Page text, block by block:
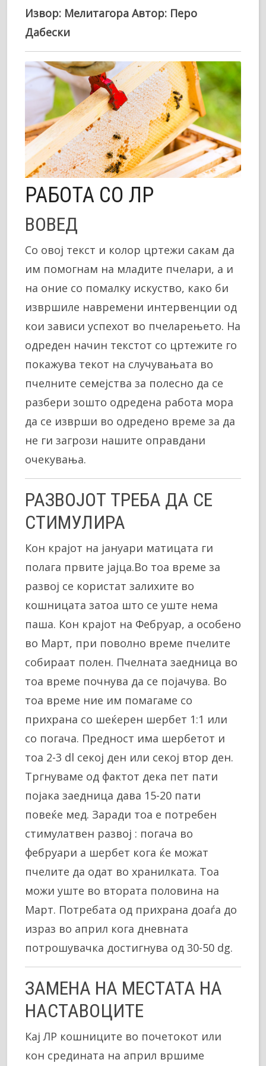
Извор: Мелитагора Автор: Перо
Дабески
РАБОТА СО ЛР
ВОВЕД
Со овој текст и колор цртежи сакам да
им помогнам на младите пчелари, а и
на оние со помалку искуство, како би
извршиле навремени интервенции од
кои зависи успехот во пчеларењето. На
одреден начин текстот со цртежите го
покажува текот на случувањата во
пчелните семејства за полесно да се
разбери зошто одредена работа мора
да се изврши во одредено време за да
не ги загрози нашите оправдани
очекувања.
РАЗВОЈОТ ТРЕБА ДА СЕ
СТИМУЛИРА
Кон крајот на јануари матицата ги
полага првите јајца.Во тоа време за
развој се користат залихите во
кошницата затоа што се уште нема
паша. Кон крајот на Фебруар, а особено
во Март, при поволно време пчелите
собираат полен. Пчелната заедница во
тоа време почнува да се појачува. Во
тоа време ние им помагаме со
прихрана со шеќерен шербет 1:1 или
со погача. Предност има шербетот и
тоа 2-3 dl секој ден или секој втор ден.
Тргнуваме од фактот дека пет пати
појака заедница дава 15-20 пати
повеќе мед. Заради тоа е потребен
стимулатвен развој : погача во
фебруари а шербет кога ќе можат
пчелите да одат во хранилката. Тоа
можи уште во втората половина на
Март. Потребата од прихрана доаѓа до
израз во април кога дневната
потрошувачка достигнува од 30-50 dg.
ЗАМЕНА НА МЕСТАТА НА
НАСТАВОЦИТЕ
Кај ЛР кошниците во почетокот или
кон средината на април вршиме